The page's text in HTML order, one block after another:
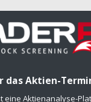
das Aktien-
eine Aktienanalyse-